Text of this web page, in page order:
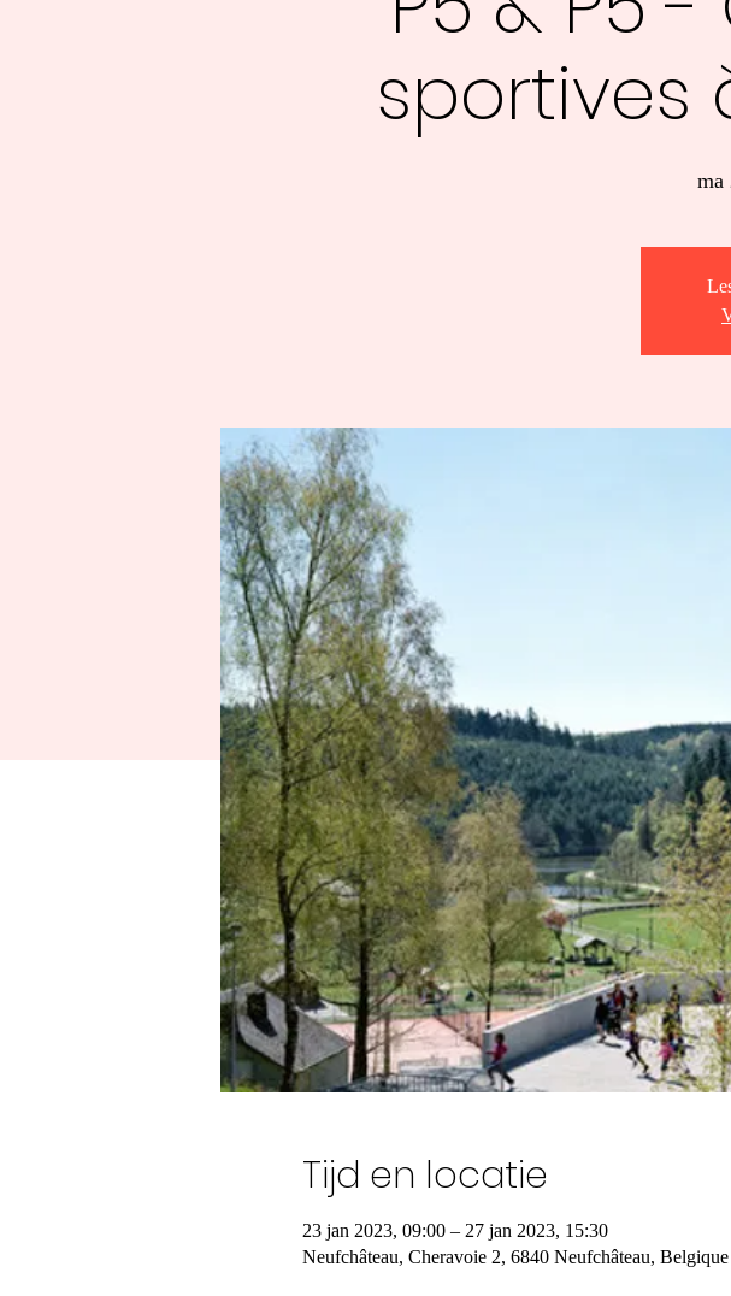
sportives
ma
Tijd en locatie
23 jan 2023, 09:00 – 27 jan 2023, 15:30
Neufchâteau, Cheravoie 2, 6840 Neufchâteau, Belgique